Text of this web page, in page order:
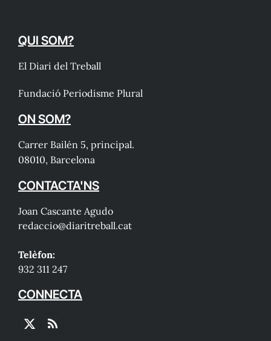
QUI SOM?
El Diari del Treball
Fundació Periodisme Plural
ON SOM?
Carrer Bailén 5, principal.
08010, Barcelona
CONTACTA'NS
Joan Cascante Agudo
redaccio@diaritreball.cat
Telèfon:
932 311 247
CONNECTA
X
RSS